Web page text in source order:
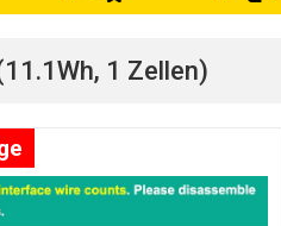
1 Zellen)